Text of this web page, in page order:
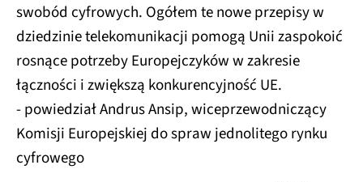
swobód cyfrowych. Ogółem te nowe przepisy w
dziedzinie telekomunikacji pomogą Unii zaspokoić
rosnące potrzeby Europejczyków w zakresie
łączności i zwiększą konkurencyjność UE.
- powiedział Andrus Ansip, wiceprzewodniczący
Komisji Europejskiej do spraw jednolitego rynku
cyfrowego